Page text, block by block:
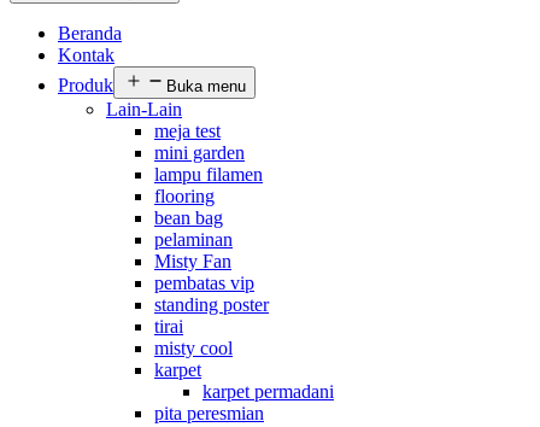
Beranda
Kontak
Produk
Buka menu
Lain-Lain
meja test
mini garden
lampu filamen
flooring
bean bag
pelaminan
Misty Fan
pembatas vip
standing poster
tirai
misty cool
karpet
karpet permadani
pita peresmian